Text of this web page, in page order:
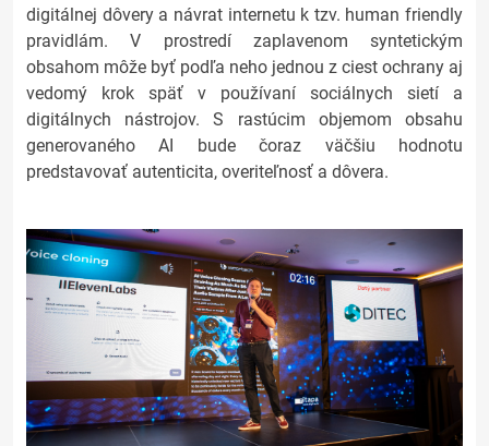
digitálnej dôvery a návrat internetu k tzv. human friendly
pravidlám. V prostredí zaplavenom syntetickým
obsahom môže byť podľa neho jednou z ciest ochrany aj
vedomý krok späť v používaní sociálnych sietí a
digitálnych nástrojov. S rastúcim objemom obsahu
generovaného AI bude čoraz väčšiu hodnotu
predstavovať autenticita, overiteľnosť a dôvera.